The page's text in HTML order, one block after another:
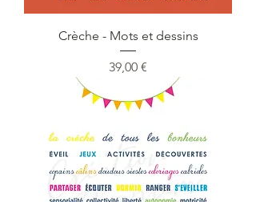
Crèche - Mots et dessins
Prix
39,00 €